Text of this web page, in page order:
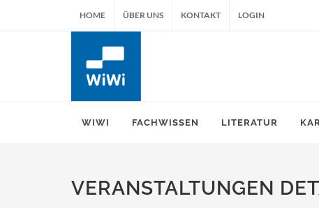
HOME ÜBER UNS KONTAKT LOGIN
WIWI FACHWISSEN LITERATUR
VERANSTALTUNGEN